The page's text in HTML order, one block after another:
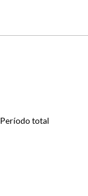
Período total